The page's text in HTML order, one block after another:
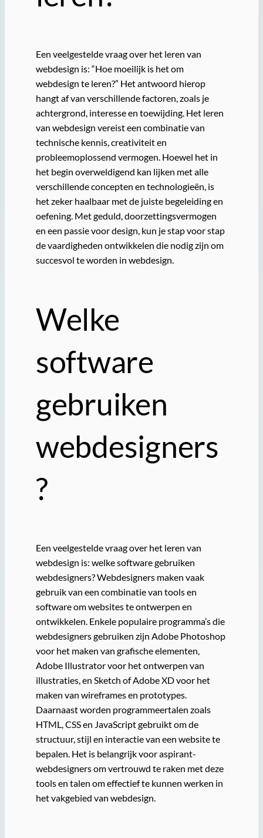
Een veelgestelde vraag over het leren van
webdesign is: “Hoe moeilijk is het om
webdesign te leren?” Het antwoord hierop
hangt af van verschillende factoren, zoals je
achtergrond, interesse en toewijding. Het leren
van webdesign vereist een combinatie van
technische kennis, creativiteit en
probleemoplossend vermogen. Hoewel het in
het begin overweldigend kan lijken met alle
verschillende concepten en technologieën, is
het zeker haalbaar met de juiste begeleiding en
oefening. Met geduld, doorzettingsvermogen
en een passie voor design, kun je stap voor stap
de vaardigheden ontwikkelen die nodig zijn om
succesvol te worden in webdesign.
Welke
software
gebruiken
webdesigners
?
Een veelgestelde vraag over het leren van
webdesign is: welke software gebruiken
webdesigners? Webdesigners maken vaak
gebruik van een combinatie van tools en
software om websites te ontwerpen en
ontwikkelen. Enkele populaire programma’s die
webdesigners gebruiken zijn Adobe Photoshop
voor het maken van grafische elementen,
Adobe Illustrator voor het ontwerpen van
illustraties, en Sketch of Adobe XD voor het
maken van wireframes en prototypes.
Daarnaast worden programmeertalen zoals
HTML, CSS en JavaScript gebruikt om de
structuur, stijl en interactie van een website te
bepalen. Het is belangrijk voor aspirant-
webdesigners om vertrouwd te raken met deze
tools en talen om effectief te kunnen werken in
het vakgebied van webdesign.